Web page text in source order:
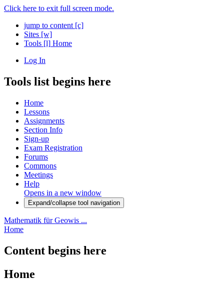
Click here to exit full screen mode.
jump to content [c]
Sites [w]
Tools [l] Home
Log In
Tools list begins here
Home
Lessons
Assignments
Section Info
Sign-up
Exam Registration
Forums
Commons
Meetings
Help
Opens in a new window
Expand/collapse tool navigation
Mathematik für Geowis ...
Home
Content begins here
Home